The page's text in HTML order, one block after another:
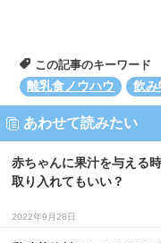
この記事のキーワード
離乳食ノウハウ
飲み
あわせて読みたい
赤ちゃんに果汁を与える
取り入れてもいい？
2022年9月28日